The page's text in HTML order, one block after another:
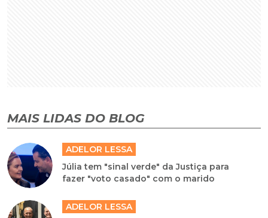
MAIS LIDAS DO BLOG
ADELOR LESSA
Júlia tem "sinal verde" da Justiça para
fazer "voto casado" com o marido
ADELOR LESSA